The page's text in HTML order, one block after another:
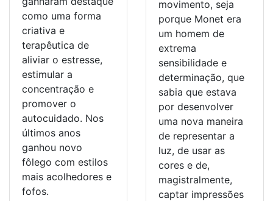
como uma forma
criativa e
terapêutica de
aliviar o estresse,
estimular a
concentração e
promover o
autocuidado. Nos
últimos anos
ganhou novo
fôlego com estilos
mais acolhedores e
fofos.
movimento, seja
porque Monet era
um homem de
extrema
sensibilidade e
determinação, que
sabia que estava
por desenvolver
uma nova maneira
de representar a
luz, de usar as
cores e de,
magistralmente,
captar impressões